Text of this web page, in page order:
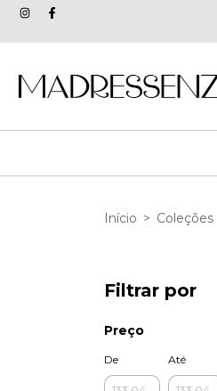
Início > Coleções
Filtrar por
Preço
De Até